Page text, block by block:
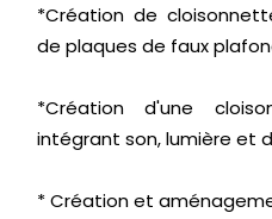
*Création de
deplaques de faux
*Création d'une
intégrant son, lumière et
* Création et